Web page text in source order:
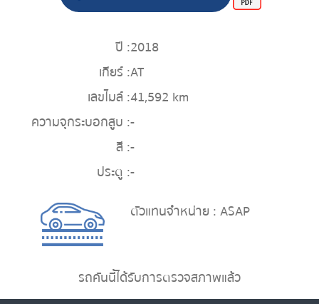
ปี :2018
เกียร์ :AT
เลขไมล์ :41,592 km
ความจุกระบอกสูบ :-
สี :-
ประตู :-
ตัวแทนจำหน่าย : ASAP
รถคันนี้ได้รับการตรวจสภาพแล้ว